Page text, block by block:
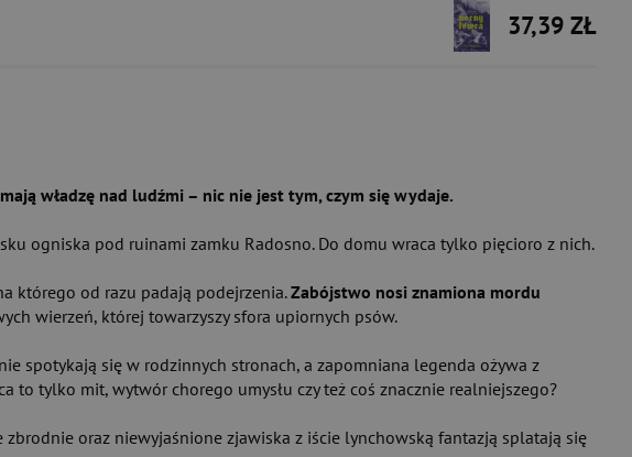
37,39 ZŁ
władzę nad ludźmi – nic nie jest tym, czym się wydaje.
ogniska pod ruinami zamku Radosno. Do domu wraca tylko pięcioro z nich.
którego od razu padają podejrzenia.Zabójstwo nosi znamiona mordu
wierzeń, której towarzyszy sfora upiornych psów.
spotykają się w rodzinnych stronach, a zapomniana legenda ożywa z
to tylko mit, wytwór chorego umysłu czy też coś znacznie realniejszego?
zbrodnie oraz niewyjaśnione zjawiska z iście lynchowską fantazją splatają się